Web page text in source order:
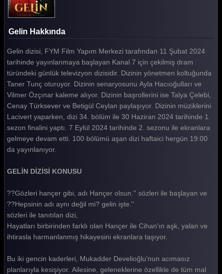
Gelin 209. Bölüm
Gelin 208. Bölüm
Gelin 207. Bölüm
Gelin 206. Bölüm
Gelin 205. Bölüm
Gelin 204. Bölüm
Gelin 203. Bölüm
Gelin 202. Bölüm
Gelin 200. Bölüm
Gelin 199. Bölüm
Gelin 198. Bölüm
Gelin 197. Bölüm
Gelin 195. Bölüm
Gelin Hakkında
Gelin dizisi, FYM Film Yapım Merkezi tarafından 11 Şubat 2024
tarihinde yayınlanmaya başlayan Kanal 7 için çekilmiş dram
türündeki günlük televizyon dizisidir. Dizinin yönetmen koltuğunda
Taner Tunç oturuyor. Dizinin senaryosunu Ayla Hacıoğulları ve
Vilmer Özçınar kaleme alıyor. Dizinin başrollerini ise Talya Çelebi,
Cenay Türksever ve Betigül Ceylan paylaşıyor. Dizinin müziklerini
Lacivert yaparken, dizi 34. bölüm ile 30 Haziran 2024 tarihinde 1.
sezon finalini yaptı. 7 Eylül 2024 tarihinde 2. sezonu ile ekranlara
gelmeye devam etti. 100 bölümü aşan dizi haftaici hergün 19:00
da yayınlanıyor.
GELİN DİZİSİ KONUSU
??Gözleri hançer gibi, adı Hançer olsun.'' sözleri ile başlayan ve
??Hepsinin adı aynı değil mi? gelin işte.''
sözleri ile tanıtılan dizi,
Hayatları birbirinden farklı olan Hançer ile Cihan'ın aşk, yalan ve
ihtirasla harmanlanmış hikayesini ekranlara taşıyor.
Bu iki gencin kaderleri, Mukadder Develioğlu'nun acımasız
planlarıyla kesişiyor. Ailesine, geleneklerine özellikle de tüm mal